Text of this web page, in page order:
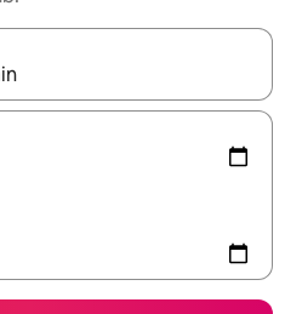
parcourez-les en utilisant